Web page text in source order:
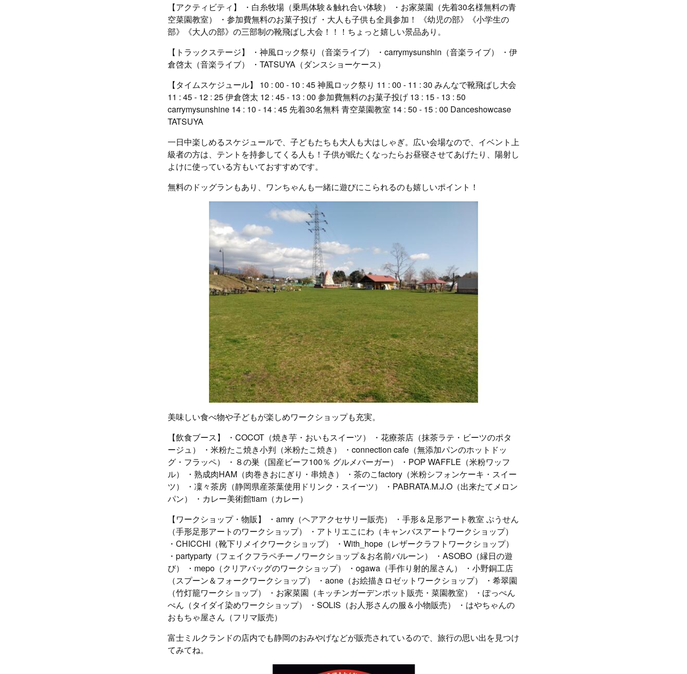
【アクティビティ】 ・白糸牧場（乗馬体験＆触れ合い体験） ・お家菜園（先着30名様無料の青
空菜園教室） ・参加費無料のお菓子投げ ・大人も子供も全員参加！ 《幼児の部》《小学生の
部》《大人の部》の三部制の靴飛ばし大会！！！ちょっと嬉しい景品あり。
【トラックステージ】 ・神風ロック祭り（音楽ライブ） ・carrymysunshin（音楽ライブ） ・伊
倉啓太（音楽ライブ） ・TATSUYA（ダンスショーケース）
【タイムスケジュール】 10 : 00 - 10 : 45 神風ロック祭り 11 : 00 - 11 : 30 みんなで靴飛ばし大会⁡
11 : 45 - 12 : 25 伊倉啓太 12 : 45 - 13 : 00 参加費無料のお菓子投げ⁡ 13 : 15 - 13 : 50
carrymysunshine⁡ 14 : 10 - 14 : 45 先着30名無料 青空菜園教室⁡ 14 : 50 - 15 : 00 Danceshowcase
TATSUYA
一日中楽しめるスケジュールで、子どもたちも大人も大はしゃぎ。広い会場なので、イベント上
級者の方は、テントを持参してくる人も！子供が眠たくなったらお昼寝させてあげたり、陽射し
よけに使っている方もいておすすめです。
無料のドッグランもあり、ワンちゃんも一緒に遊びにこられるのも嬉しいポイント！
美味しい食べ物や子どもが楽しめワークショップも充実。
【飲食ブース】 ・COCOT（焼き芋・おいもスイーツ） ・花療茶店（抹茶ラテ‪・ビーツのポタ
ージュ） ・米粉たこ焼き小判（米粉たこ焼き） ・connection cafe（無添加パンのホットドッ
グ・フラッペ） ・８の巣（国産ビーフ100％ グルメバーガー） ・POP WAFFLE（米粉ワッフ
ル） ・熟成肉HAM（肉巻きおにぎり・串焼き） ・茶のこfactory（米粉シフォンケーキ・スイー
ツ） ・凜々茶房（静岡県産茶葉使用ドリンク・スイーツ） ・PABRATA.M.J.O（出来たてメロン
パン） ・カレー美術館tiam（カレー）
【ワークショップ・物販】 ・amry（ヘアアクセサリー販売） ・手形＆足形アート教室 ぷうせん
（手形足形アートのワークショップ） ・アトリエこにわ（キャンバスアートワークショップ）
・CHICCHI（靴下リメイクワークショップ） ・With_hope（レザークラフトワークショップ）
・partyparty（フェイクフラペチーノワークショップ＆お名前バルーン） ・ASOBO（縁日の遊
び） ・mepo（クリアバッグのワークショップ） ・ogawa（手作り射的屋さん） ・小野銅工店
（スプーン＆フォークワークショップ） ・aone（お絵描きロゼットワークショップ） ・希翠園
（竹灯籠ワークショップ） ・お家菜園（キッチンガーデンポット販売・菜園教室） ・ぽっぺん
ぺん（タイダイ染めワークショップ） ・SOLIS（お人形さんの服＆小物販売） ・はやちゃんの
おもちゃ屋さん（フリマ販売）
富士ミルクランドの店内でも静岡のおみやげなどが販売されているので、旅行の思い出を見つけ
てみてね。